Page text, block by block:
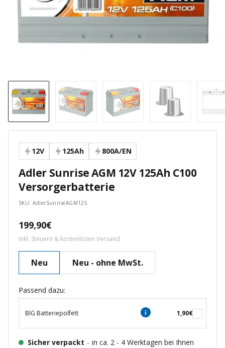
12V 125Ah 800A/EN
Adler Sunrise AGM 12V 125Ah C100
Versorgerbatterie
SKU:AdlerSunriseAGM125
Angebotspreis
199,90€
Inkl. Steuern & kostenlosen Versand
Neu Neu - ohne MwSt.
Passend dazu:
BIG Batteriepolfett 1,90€
Sicher verpackt - in ca. 2 - 4 Werktagen bei Ihnen